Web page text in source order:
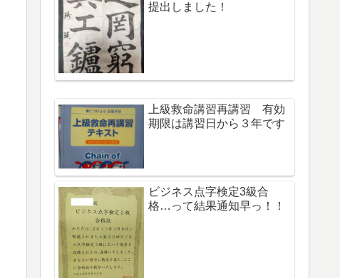
提出しました！
上級救命講習再講習 有効
期限は講習日から３年です
ビジネス点字検定3級合
格…って結果通知早っ！！